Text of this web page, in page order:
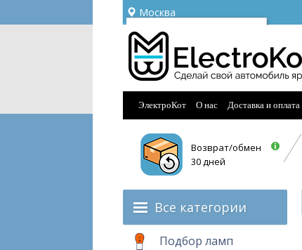
Москва
Ваш город —
Угадали?
ЭлектроКот О нас Доставка и оплата
Возврат/обмен
30 дней
Все категории
Подбор ламп